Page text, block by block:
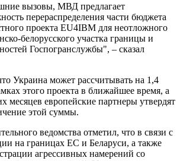
вызовы, МВД предлагает
перераспределения части бюджета
проекта EU4IBM для неотложного
белорусского участка границы и
Госпогранслужбы", – сказал
Украина может рассчитывать на 1,4
этого проекта в ближайшее время, а
месяцев европейские партнеры утвердят
этой суммы.
ведомства отметил, что в связи с
на границах ЕС и Беларуси, а также
агрессивных намерений со